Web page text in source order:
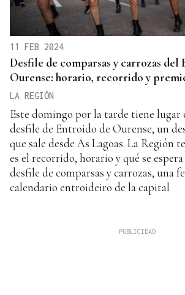
11 FEB 2024
Desfile de comparsas y carrozas del
Ourense: horario, recorrido y
LA REGIÓN
Este domingo por la tarde tiene lugar
desfile de Entroido de Ourense, un
que sale desde As Lagoas. La Región
es el recorrido, horario y qué se
desfile de comparsas y carrozas, una
calendario entroideiro de la capital